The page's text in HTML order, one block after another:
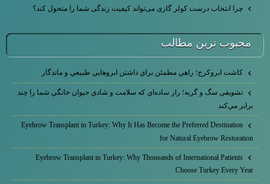
چرا انتخاب درست کولر گازی می‌تواند کیفیت زندگی شما را متحول کند؟
محبوب ترين مطالب
كاشت ابرو‌كرج؛ راهي مطمئن براي داشتن ابروهايي طبيعي و ماندگار
تشويقي سگ و گربه؛ راز ساده‌اي كه سلامت و شادي حيوان خانگي شما را چند
برابر مي‌كند
Eyebrow Transplant in Turkey: Why It Has Become the Preferred Destination
for Natural Eyebrow Restoration
Eyebrow Transplant in Turkey: Why Thousands of International Patients
Choose Turkey Every Year